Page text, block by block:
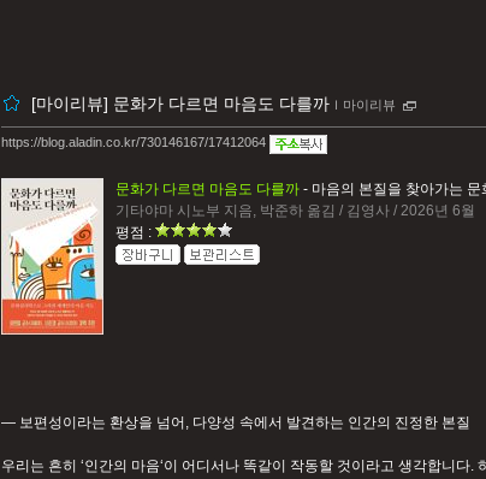
[마이리뷰] 문화가 다르면 마음도 다를까 ｌ 마이리뷰
https://blog.aladin.co.kr/730146167/17412064
문화가 다르면 마음도 다를까 - 마음의 본질을 찾아가는 문
기타야마 시노부 지음, 박준하 옮김 / 김영사 / 2026년 6월
평점 :
― 보편성이라는 환상을 넘어, 다양성 속에서 발견하는 인간의 진정한 본질
우리는 흔히 ‘인간의 마음‘이 어디서나 똑같이 작동할 것이라고 생각합니다